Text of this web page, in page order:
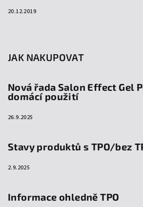
20.12.2019
JAK NAKUPOVAT
Nová řada Salon Effect Gel
domácí použití
26.9.2025
Stavy produktů s TPO/bez
2.9.2025
Informace ohledně TPO